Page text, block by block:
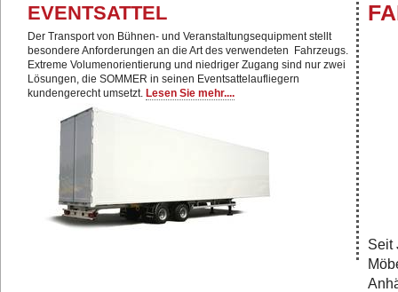
EVENTSATTEL
Der Transport von Bühnen- und Veranstaltungsequipment stellt
besondere Anforderungen an die Art des verwendeten Fahrzeugs.
Extreme Volumenorientierung und niedriger Zugang sind nur zwei
Lösungen, die SOMMER in seinen Eventsattelaufliegern
kundengerecht umsetzt. Lesen Sie mehr....
Seit